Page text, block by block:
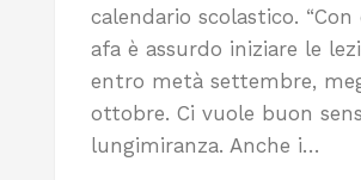
calendario scolastico.
afa è assurdo iniziare le
entro metà settembre,
ottobre. Ci vuole buon
lungimiranza. Anche i…